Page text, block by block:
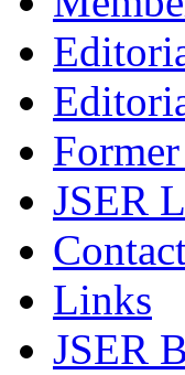
JSER
Links
JSER